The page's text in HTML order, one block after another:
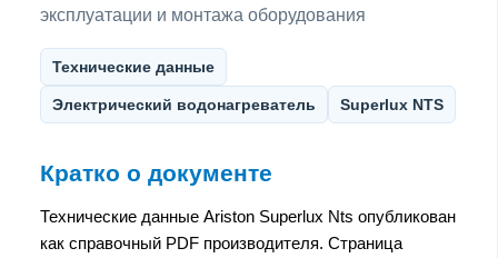
эксплуатации и монтажа оборудования
Технические данные
Электрический водонагреватель Superlux NTS
Кратко о документе
Технические данные Ariston Superlux Nts опубликован
как справочный PDF производителя. Страница